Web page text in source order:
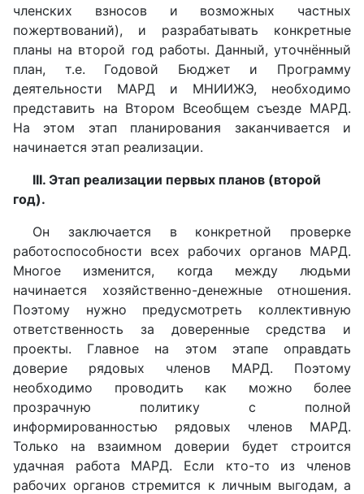
членских взносов и возможных частных
пожертвований), и разрабатывать конкретные
планы на второй год работы. Данный, уточнённый
план, т.е. Годовой Бюджет и Программу
деятельности МАРД и МНИИЖЭ, необходимо
представить на Втором Всеобщем съезде МАРД.
На этом этап планирования заканчивается и
начинается этап реализации.
III. Этап реализации первых планов (второй
год).
Он заключается в конкретной проверке
работоспособности всех рабочих органов МАРД.
Многое изменится, когда между людьми
начинается хозяйственно-денежные отношения.
Поэтому нужно предусмотреть коллективную
ответственность за доверенные средства и
проекты. Главное на этом этапе оправдать
доверие рядовых членов МАРД. Поэтому
необходимо проводить как можно более
прозрачную политику с полной
информированностью рядовых членов МАРД.
Только на взаимном доверии будет строится
удачная работа МАРД. Если кто-то из членов
рабочих органов стремится к личным выгодам, а